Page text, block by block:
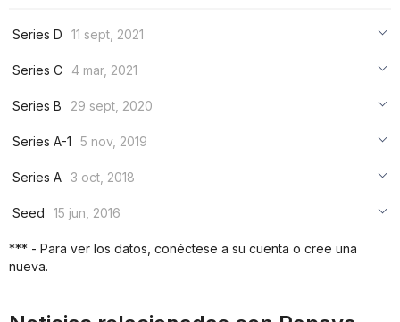
Series D
11 sept, 2021
***
Series C
4 mar, 2021
***
Series B
29 sept, 2020
***
Series A-1
5 nov, 2019
***
Series A 3 oct, 2018
***
Seed
15 jun, 2016
*** - Para ver los datos, conéctese a su cuenta o cree una
nueva.